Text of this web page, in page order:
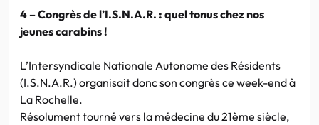
4 – Congrès de l’I.S.N.A.R. : quel tonus chez nos
jeunes carabins !
L’Intersyndicale Nationale Autonome des Résidents
(I.S.N.A.R.) organisait donc son congrès ce week-end à
La Rochelle.
Résolument tourné vers la médecine du 21ème siècle,